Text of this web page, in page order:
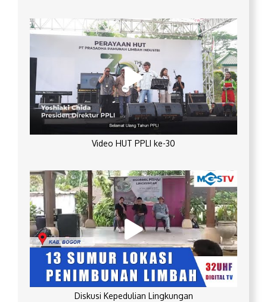
Video HUT PPLI ke-30
Diskusi Kepedulian Lingkungan